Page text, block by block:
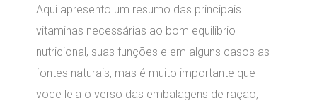
Aqui apresento um resumo das principais
vitaminas necessárias ao bom equilibrio
nutricional, suas funções e em alguns casos as
fontes naturais, mas é muito importante que
voce leia o verso das embalagens de ração,